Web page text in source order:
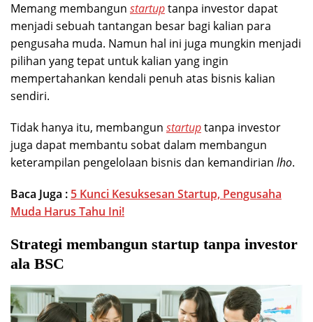
Memang membangun startuptanpa investor dapat
menjadi sebuah tantangan besar bagi kalian para
pengusaha muda. Namun hal ini juga mungkin menjadi
pilihan yang tepat untuk kalian yang ingin
mempertahankan kendali penuh atas bisnis kalian
sendiri.
Tidak hanya itu, membangun startuptanpa investor
juga dapat membantu sobat dalam membangun
keterampilan pengelolaan bisnis dan kemandirian lho.
Baca Juga : 5 Kunci Kesuksesan Startup, Pengusaha
Muda Harus Tahu Ini!
Strategi membangun startup tanpa investor
ala BSC